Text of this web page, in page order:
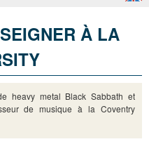
À LA
heavy metal Black Sabbath et
de musique à la Coventry